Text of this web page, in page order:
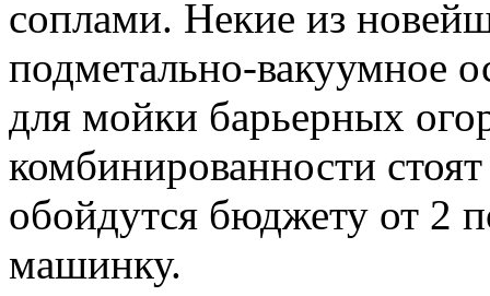
соплами. Некие из
подметально-вакуумное
для мойки барьерных
комбинированности
обойдутся бюджету от 2
машинку.